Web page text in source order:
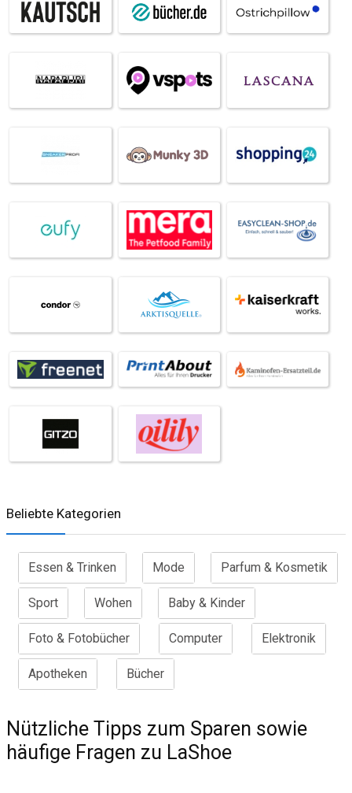
Beliebte Kategorien
Essen & Trinken Mode Parfum & Kosmetik
Sport Wohen Baby & Kinder
Foto & Fotobücher Computer Elektronik
Apotheken Bücher
Nützliche Tipps zum Sparen sowie
häufige Fragen zu LaShoe